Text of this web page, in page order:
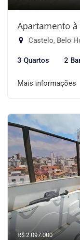
Apartamento à
Castelo, Belo
3 Quartos 2
Mais informações
R$ 2.097.000